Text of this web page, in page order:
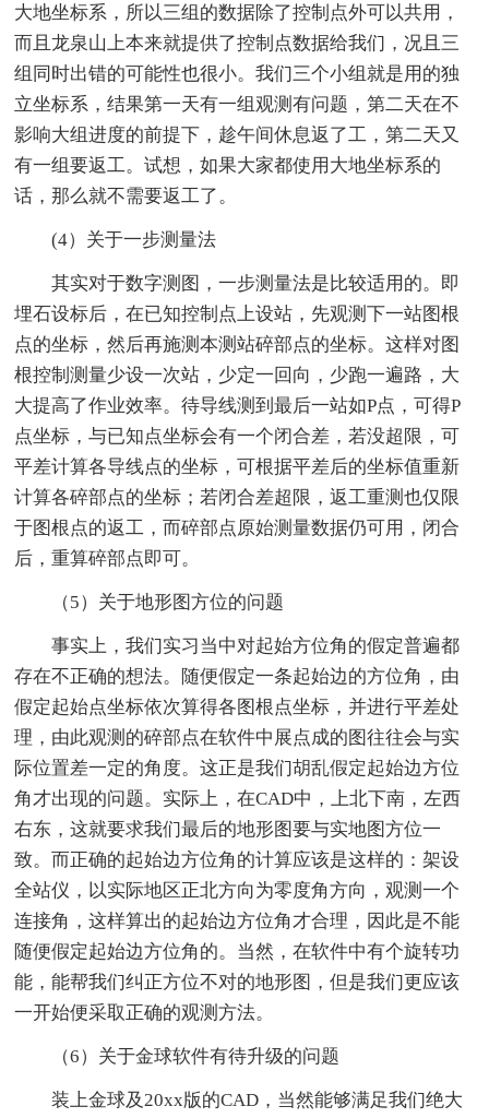
大地坐标系，所以三组的数据除了控制点外可以共用，
而且龙泉山上本来就提供了控制点数据给我们，况且三
组同时出错的可能性也很小。我们三个小组就是用的独
立坐标系，结果第一天有一组观测有问题，第二天在不
影响大组进度的前提下，趁午间休息返了工，第二天又
有一组要返工。试想，如果大家都使用大地坐标系的
话，那么就不需要返工了。
(4）关于一步测量法
其实对于数字测图，一步测量法是比较适用的。即
埋石设标后，在已知控制点上设站，先观测下一站图根
点的坐标，然后再施测本测站碎部点的坐标。这样对图
根控制测量少设一次站，少定一回向，少跑一遍路，大
大提高了作业效率。待导线测到最后一站如P点，可得P
点坐标，与已知点坐标会有一个闭合差，若没超限，可
平差计算各导线点的坐标，可根据平差后的坐标值重新
计算各碎部点的坐标；若闭合差超限，返工重测也仅限
于图根点的返工，而碎部点原始测量数据仍可用，闭合
后，重算碎部点即可。
（5）关于地形图方位的问题
事实上，我们实习当中对起始方位角的假定普遍都
存在不正确的想法。随便假定一条起始边的方位角，由
假定起始点坐标依次算得各图根点坐标，并进行平差处
理，由此观测的碎部点在软件中展点成的图往往会与实
际位置差一定的角度。这正是我们胡乱假定起始边方位
角才出现的问题。实际上，在CAD中，上北下南，左西
右东，这就要求我们最后的地形图要与实地图方位一
致。而正确的起始边方位角的计算应该是这样的：架设
全站仪，以实际地区正北方向为零度角方向，观测一个
连接角，这样算出的起始边方位角才合理，因此是不能
随便假定起始边方位角的。当然，在软件中有个旋转功
能，能帮我们纠正方位不对的地形图，但是我们更应该
一开始便采取正确的观测方法。
（6）关于金球软件有待升级的问题
装上金球及20xx版的CAD，当然能够满足我们绝大